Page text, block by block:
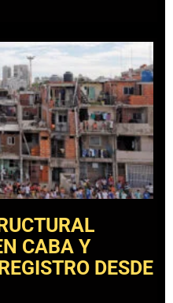
CABA Y
DESDE